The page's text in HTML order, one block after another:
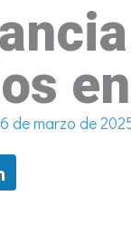
de marzo de